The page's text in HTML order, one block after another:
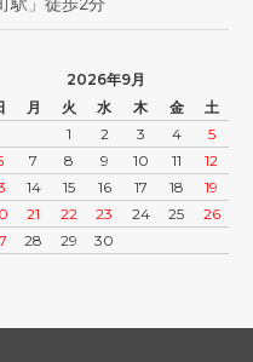
2026年9月
月 火 水 木 金
土
1
2 3 4
5
7 8 9 10 11
12
14 15 16 17 18
19
21 22 23 24 25
26
28 29 30